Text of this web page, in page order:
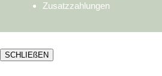
Zusatzzahlungen
SCHLIEßEN